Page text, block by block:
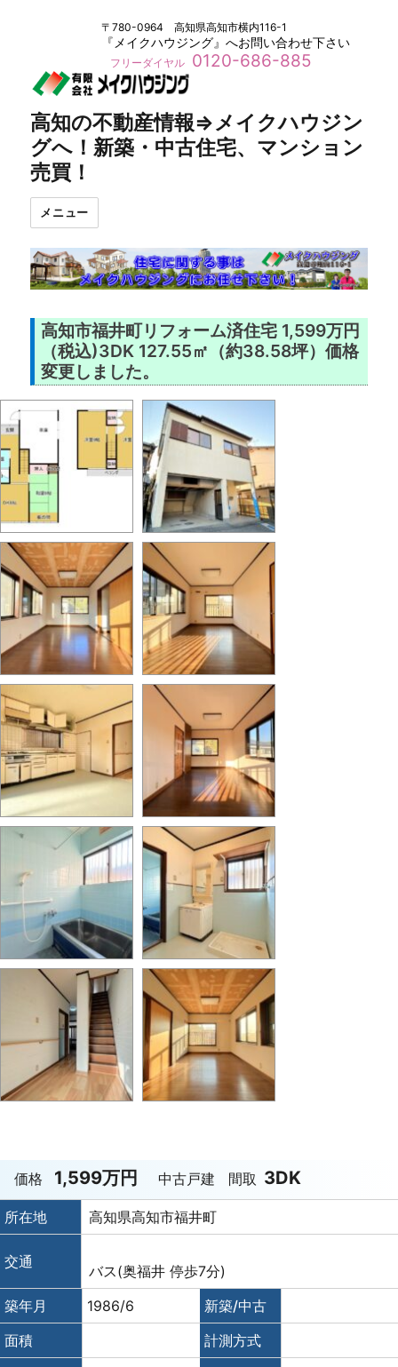
〒780-0964 高知県高知市横内116-1
『メイクハウジング』へお問い合わせ下さい
フリーダイヤル 0120-686-885
高知の不動産情報⇒メイクハウジン
グへ！新築・中古住宅、マンション
売買！
メニュー
高知市福井町リフォーム済住宅 1,599万円
（税込)3DK 127.55㎡（約38.58坪）価格
変更しました。
価格 1,599万円 中古戸建 間取 3DK
所在地 高知県高知市福井町
交通
バス(奥福井 停歩7分)
築年月
1986/6
新築/中古
面積
計測方式